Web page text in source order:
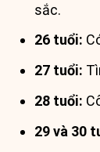
sắc.
26 tuổi:
27 tuổi:
28 tuổi:
29 và 30